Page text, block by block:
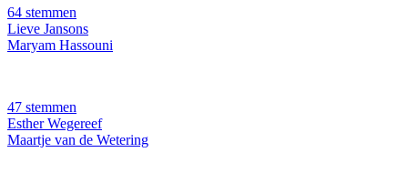
64 stemmen
Lieve Jansons
Maryam Hassouni
47 stemmen
Esther Wegereef
Maartje van de Wetering